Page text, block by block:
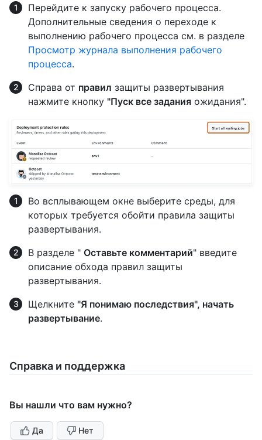
Перейдите к запуску рабочего процесса.
Дополнительные сведения о переходе к
выполнению рабочего процесса см. в разделе
Просмотр журнала выполнения рабочего
процесса.
Справа от правил защиты развертывания
нажмите кнопку "Пуск все задания ожидания".
Во всплывающем окне выберите среды, для
которых требуется обойти правила защиты
развертывания.
В разделе " Оставьте комментарий" введите
описание обхода правил защиты
развертывания.
Щелкните "Я понимаю последствия", начать
развертывание.
Справка и поддержка
Вы нашли что вам нужно?
Да Нет